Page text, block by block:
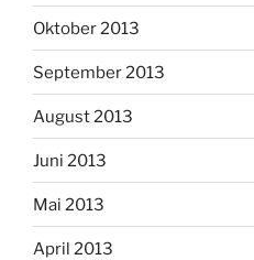
Oktober 2013
September 2013
August 2013
Juni 2013
Mai 2013
April 2013